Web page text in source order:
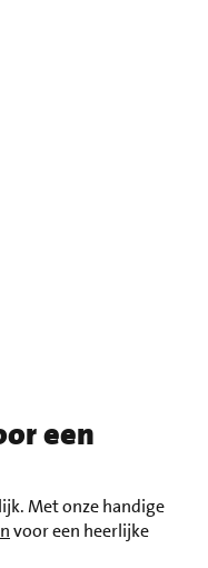
een
Met onze handige
voor een heerlijke